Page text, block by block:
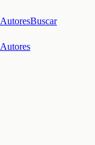
AutoresBuscar
Autores